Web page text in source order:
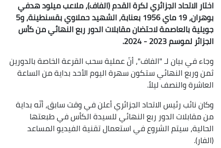
اختار الاتحاد الجزائري لكرة القدم (الفاف)، ملاعب ميلود هدفي
بوهران، 19 ماي 1956 بعنابة، الشهيد حملاوي بقسنطينة، و5
جويلية بالعاصمة لاحتضان مقابلات الدور ربع النهائي من كأس
الجزائر لموسم 2023 - 2024.
وجاء في بيان لـ "الفاف"، أنّ عملية سحب القرعة الخاصة بالدورين
ثمن وربع النهائي ستكون سهرة اليوم الأحد بداية من الساعة
العاشرة والنصف ليلاً.
وكان نائب رئيس الاتحاد الجزائري أعلن في وقت سابق، أنّه بداية
من مقابلات الدور ربع النهائي للسيدة الكأس في طبعتها
الحالية، سيتم الشروع في استعمال تقنية الفيديو المساعد
(الفار).